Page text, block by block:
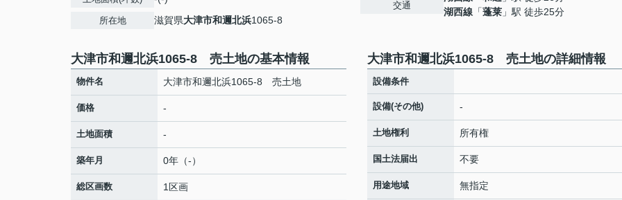
所在地 滋賀県大津市和邇北浜1065-8
交通
湖西線 「蓬莱 」駅 徒歩25分
大津市和邇北浜1065-8 売土地の基本情報
物件名 大津市和邇北浜1065-8 売土地
価格 -
土地面積 -
築年月 0年（-）
総区画数 1区画
大津市和邇北浜1065-8 売土地の詳細情報
設備条件
設備(その他) -
土地権利 所有権
国土法届出 不要
用途地域 無指定